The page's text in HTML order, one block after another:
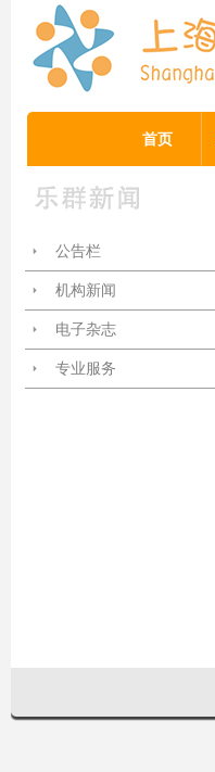
首页
公告栏
机构新闻
电子杂志
专业服务